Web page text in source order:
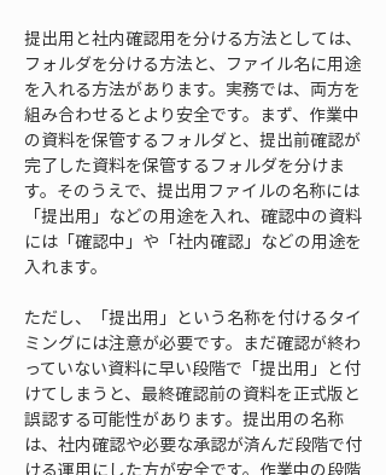
提出用と社内確認用を分ける方法としては、
フォルダを分ける方法と、ファイル名に用途
を入れる方法があります。実務では、両方を
組み合わせるとより安全です。まず、作業中
の資料を保管するフォルダと、提出前確認が
完了した資料を保管するフォルダを分けま
す。そのうえで、提出用ファイルの名称には
「提出用」などの用途を入れ、確認中の資料
には「確認中」や「社内確認」などの用途を
入れます。
ただし、「提出用」という名称を付けるタイ
ミングには注意が必要です。まだ確認が終わ
っていない資料に早い段階で「提出用」と付
けてしまうと、最終確認前の資料を正式版と
誤認する可能性があります。提出用の名称
は、社内確認や必要な承認が済んだ段階で付
ける運用にした方が安全です。作業中の段階